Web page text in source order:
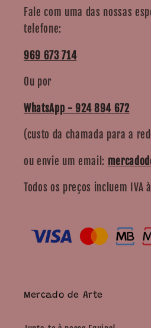
Fale com uma das nossas
telefone:
969 673 714
Ou por
WhatsApp - 924 894 672
(custo da chamada para a
ou envie um email:
Todos os preços incluem IVA
Mercado de Arte